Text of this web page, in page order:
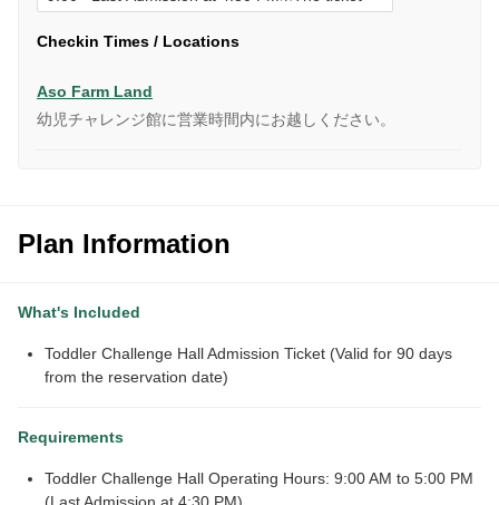
Checkin Times / Locations
Aso Farm Land
幼児チャレンジ館に営業時間内にお越しください。
Plan Information
What's Included
Toddler Challenge Hall Admission Ticket (Valid for 90 days
from the reservation date)
Requirements
Toddler Challenge Hall Operating Hours: 9:00 AM to 5:00 PM